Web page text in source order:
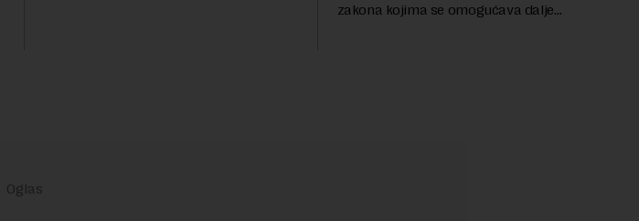
zakona kojima se omogućava dalje